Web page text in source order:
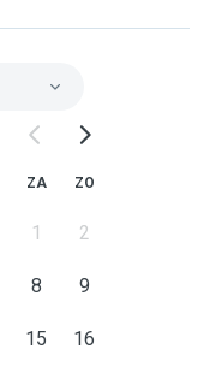
ZA ZO
1 2
8 9
15 16